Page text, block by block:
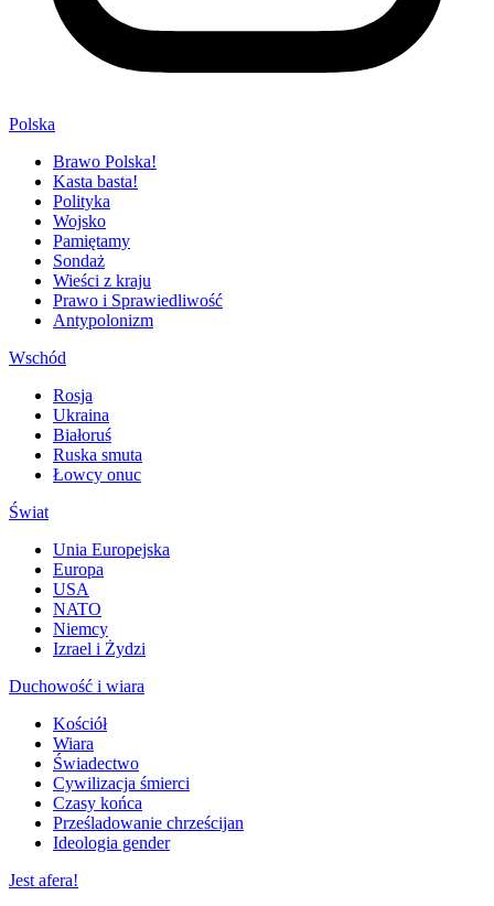
Polska
Brawo Polska!
Kasta basta!
Polityka
Wojsko
Pamiętamy
Sondaż
Wieści z kraju
Prawo i Sprawiedliwość
Antypolonizm
Wschód
Rosja
Ukraina
Białoruś
Ruska smuta
Łowcy onuc
Świat
Unia Europejska
Europa
USA
NATO
Niemcy
Izrael i Żydzi
Duchowość i wiara
Kościół
Wiara
Świadectwo
Cywilizacja śmierci
Czasy końca
Prześladowanie chrześcijan
Ideologia gender
Jest afera!